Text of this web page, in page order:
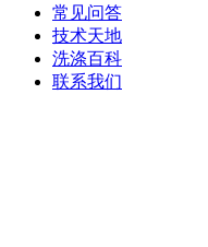
常见问答
技术天地
洗涤百科
联系我们